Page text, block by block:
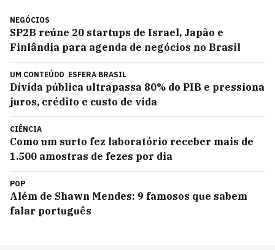
NEGÓCIOS
SP2B reúne 20 startups de Israel, Japão e
Finlândia para agenda de negócios no Brasil
UM CONTEÚDO ESFERA BRASIL
Dívida pública ultrapassa 80% do PIB e pressiona
juros, crédito e custo de vida
CIÊNCIA
Como um surto fez laboratório receber mais de
1.500 amostras de fezes por dia
POP
Além de Shawn Mendes: 9 famosos que sabem
falar português